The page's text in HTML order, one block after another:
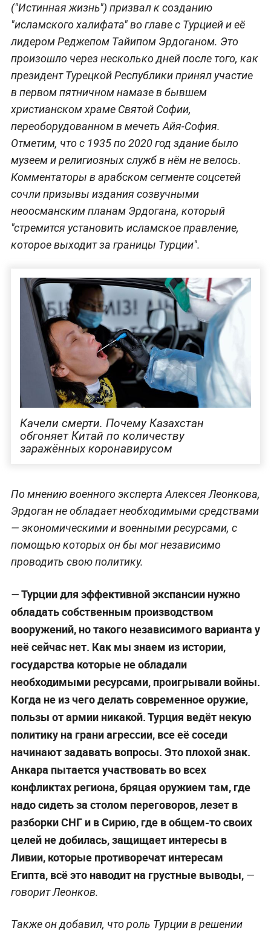
("Истинная жизнь") призвал к созданию
"исламского халифата" во главе с Турцией и её
лидером Реджепом Тайипом Эрдоганом. Это
произошло через несколько дней после того, как
президент Турецкой Республики принял участие
в первом пятничном намазе в бывшем
христианском храме Святой Софии,
переоборудованном в мечеть Айя-София.
Отметим, что с 1935 по 2020 год здание было
музеем и религиозных служб в нём не велось.
Комментаторы в арабском сегменте соцсетей
сочли призывы издания созвучными
неоосманским планам Эрдогана, который
"стремится установить исламское правление,
которое выходит за границы Турции".
Качели смерти. Почему Казахстан
обгоняет Китай по количеству
заражённых коронавирусом
По мнению военного эксперта Алексея Леонкова,
Эрдоган не обладает необходимыми средствами
— экономическими и военными ресурсами, с
помощью которых он бы мог независимо
проводить свою политику.
—Турции для эффективной экспансии нужно
обладать собственным производством
вооружений, но такого независимого варианта у
неё сейчас нет. Как мы знаем из истории,
государства которые не обладали
необходимыми ресурсами, проигрывали войны.
Когда не из чего делать современное оружие,
пользы от армии никакой. Турция ведёт некую
политику на грани агрессии, все её соседи
начинают задавать вопросы. Это плохой знак.
Анкара пытается участвовать во всех
конфликтах региона, бряцая оружием там, где
надо сидеть за столом переговоров, лезет в
разборки СНГ и в Сирию, где в общем-то своих
целей не добилась, защищает интересы в
Ливии, которые противоречат интересам
Египта, всё это наводит на грустные выводы, —
говорит Леонков.
Также он добавил, что роль Турции в решении